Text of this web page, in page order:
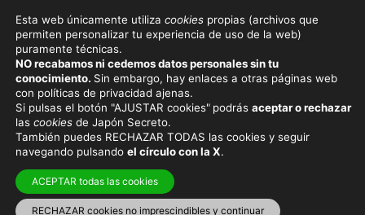
YUKATA
Viaja con el mejor seguro y
Esta web únicamente utiliza cookies propias (archivos que
permiten personalizar tu experiencia de uso de la web)
puramente técnicas.
NO recabamos ni cedemos datos personales sin tu
conocimiento. Sin embargo, hay enlaces a otras páginas web
con políticas de privacidad ajenas.
Si pulsas el botón "AJUSTAR cookies" podrás aceptar o rechazar
las cookies de Japón Secreto.
También puedes RECHAZAR TODAS las cookies y seguir
navegando pulsando el círculo con la X.
ACEPTAR todas las cookies
RECHAZAR cookies no imprescindibles y continuar